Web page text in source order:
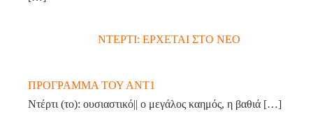
ΝΤΕΡΤΙ: ΕΡΧΕΤΑΙ ΣΤΟ ΝΕΟ
ΠΡΟΓΡΑΜΜΑ ΤΟΥ ΑΝΤ1
Ντέρτι (το): ουσιαστικό|| ο μεγάλος καημός, η βαθιά […]